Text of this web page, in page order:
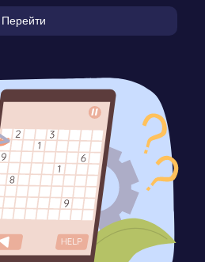
Перейти